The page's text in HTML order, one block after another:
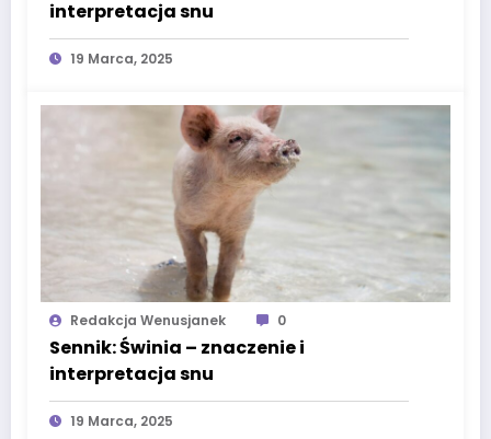
interpretacja snu
19 Marca, 2025
Redakcja Wenusjanek 0
Sennik: Świnia – znaczenie i
interpretacja snu
19 Marca, 2025